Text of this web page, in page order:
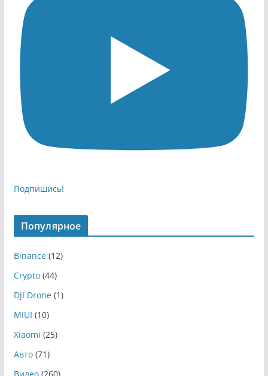
Подпишись!
Популярное
Binance(12)
Crypto(44)
DJI Drone(1)
MIUI (10)
Xiaomi (25)
Авто(71)